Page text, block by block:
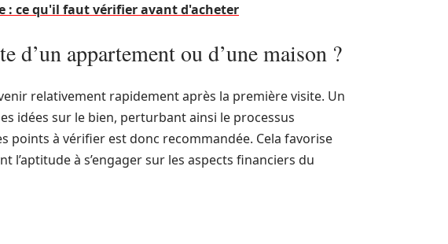
: ce qu'il faut vérifier avant d'acheter
d’un appartement ou d’une maison ?
relativement rapidement après la première visite. Un
idées sur le bien, perturbant ainsi le processus
points à vérifier est donc recommandée. Cela favorise
l’aptitude à s’engager sur les aspects financiers du